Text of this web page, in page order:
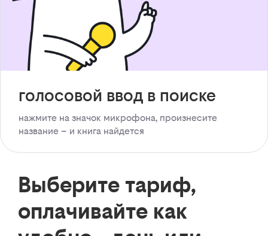
голосовой ввод в поиске
нажмите на значок микрофона, произнесите
название – и книга найдется
Выберите тариф,
оплачивайте как